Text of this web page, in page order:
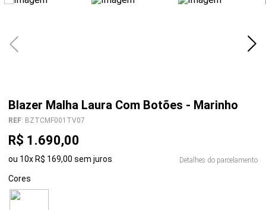
Blazer Malha Laura Com Botões - Marinho
REF: BZTCMF001TV07
R$ 1 .690,00
ou 10x R$ 169,00 sem juros Detalhes do parcelamento
Cores